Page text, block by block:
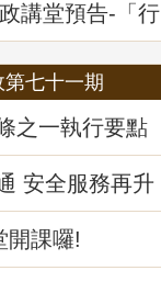
講堂預告-「行
-以若干土地測
七十一期
之一執行要點
安全服務再升
開課囉!